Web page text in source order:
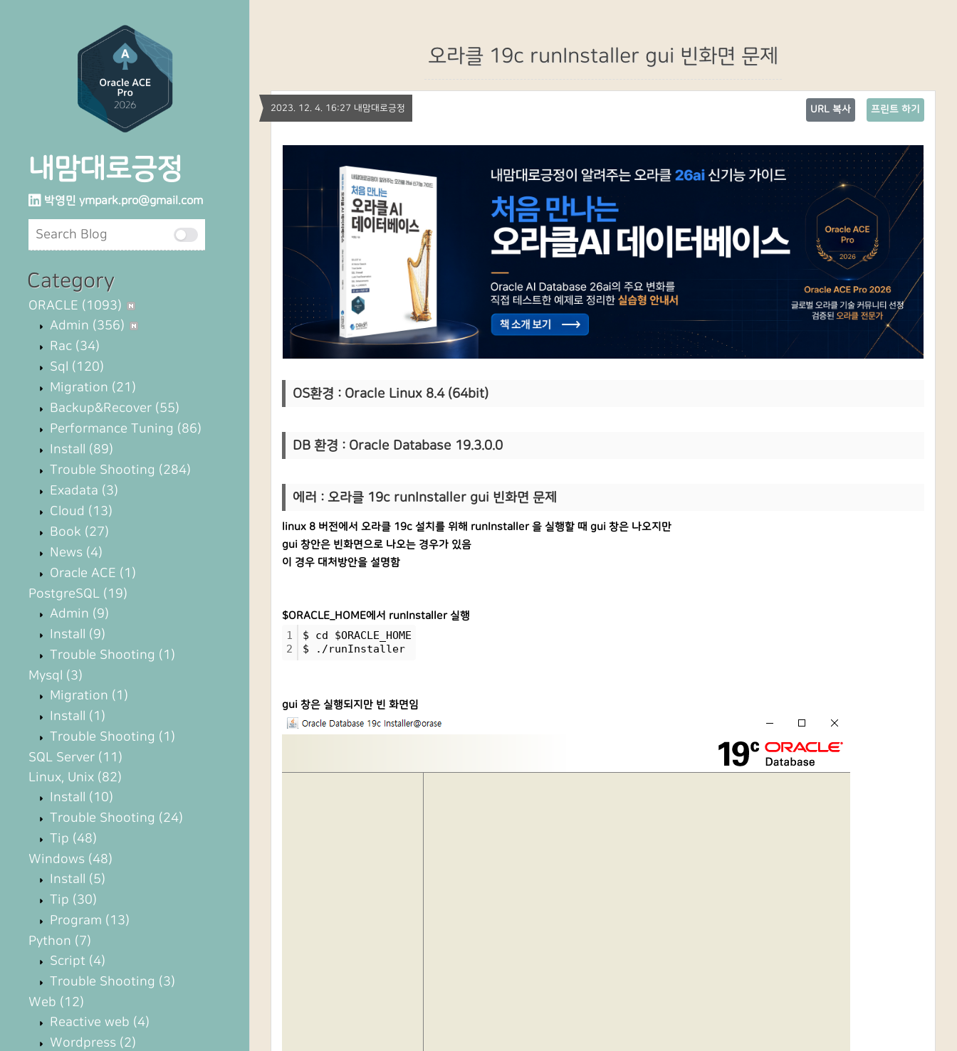
내맘대로긍정
박영민 ympark.pro@gmail.com
Category
ORACLE (1093)
Admin (356)
Rac (34)
Sql (120)
Migration (21)
Backup&Recover (55)
Performance Tuning (86)
Install (89)
Trouble Shooting (284)
Exadata (3)
Cloud (13)
Book (27)
News (4)
Oracle ACE (1)
PostgreSQL (19)
Admin (9)
Install (9)
Trouble Shooting (1)
Mysql (3)
Migration (1)
Install (1)
Trouble Shooting (1)
SQL Server (11)
Linux, Unix (82)
Install (10)
Trouble Shooting (24)
Tip (48)
Windows (48)
Install (5)
Tip (30)
Program (13)
Python (7)
Script (4)
Trouble Shooting (3)
Web (12)
Reactive web (4)
Wordpress (2)
오라클 19c runInstaller gui 빈화면 문제
2023. 12. 4. 16:27 내맘대로긍정 프린트 하기
URL 복사
OS환경 : Oracle Linux 8.4 (64bit)
DB 환경 : Oracle Database 19.3.0.0
에러 : 오라클 19c runInstaller gui 빈화면 문제
linux 8 버전에서 오라클 19c 설치를 위해 runInstaller 을 실행할 때 gui 창은 나오지만
gui 창안은 빈화면으로 나오는 경우가 있음
이 경우 대처방안을 설명함
$ORACLE_HOME에서 runInstaller 실행
1
2
$ cd $ORACLE_HOME
$ ./runInstaller
gui 창은 실행되지만 빈 화면임